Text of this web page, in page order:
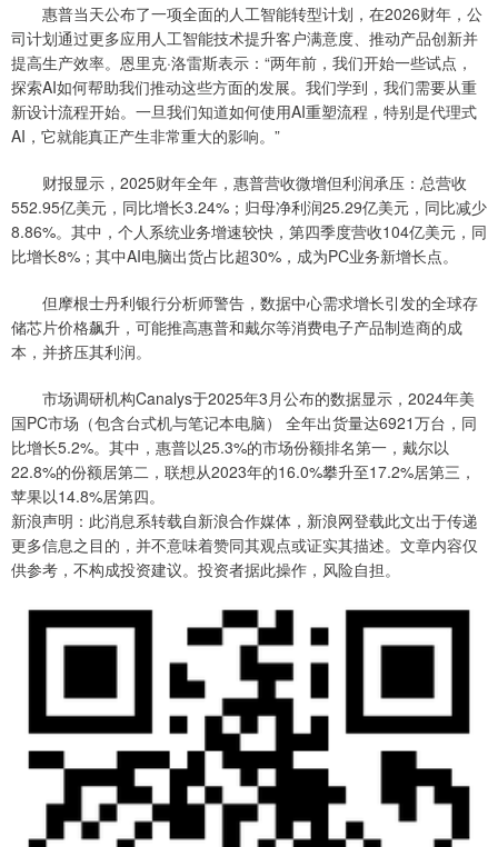
惠普当天公布了一项全面的人工智能转型计划，在2026财年，公
司计划通过更多应用人工智能技术提升客户满意度、推动产品创新并
提高生产效率。恩里克·洛雷斯表示：“两年前，我们开始一些试点，
探索AI如何帮助我们推动这些方面的发展。我们学到，我们需要从重
新设计流程开始。一旦我们知道如何使用AI重塑流程，特别是代理式
AI，它就能真正产生非常重大的影响。”
财报显示，2025财年全年，惠普营收微增但利润承压：总营收
552.95亿美元，同比增长3.24%；归母净利润25.29亿美元，同比减少
8.86%。其中，个人系统业务增速较快，第四季度营收104亿美元，同
比增长8%；其中AI电脑出货占比超30%，成为PC业务新增长点。
但摩根士丹利银行分析师警告，数据中心需求增长引发的全球存
储芯片价格飙升，可能推高惠普和戴尔等消费电子产品制造商的成
本，并挤压其利润。
市场调研机构Canalys于2025年3月公布的数据显示，2024年美
国PC市场（包含台式机与笔记本电脑） 全年出货量达6921万台，同
比增长5.2%。其中，惠普以25.3%的市场份额排名第一，戴尔以
22.8%的份额居第二，联想从2023年的16.0%攀升至17.2%居第三，
苹果以14.8%居第四。
新浪声明：此消息系转载自新浪合作媒体，新浪网登载此文出于传递
更多信息之目的，并不意味着赞同其观点或证实其描述。文章内容仅
供参考，不构成投资建议。投资者据此操作，风险自担。